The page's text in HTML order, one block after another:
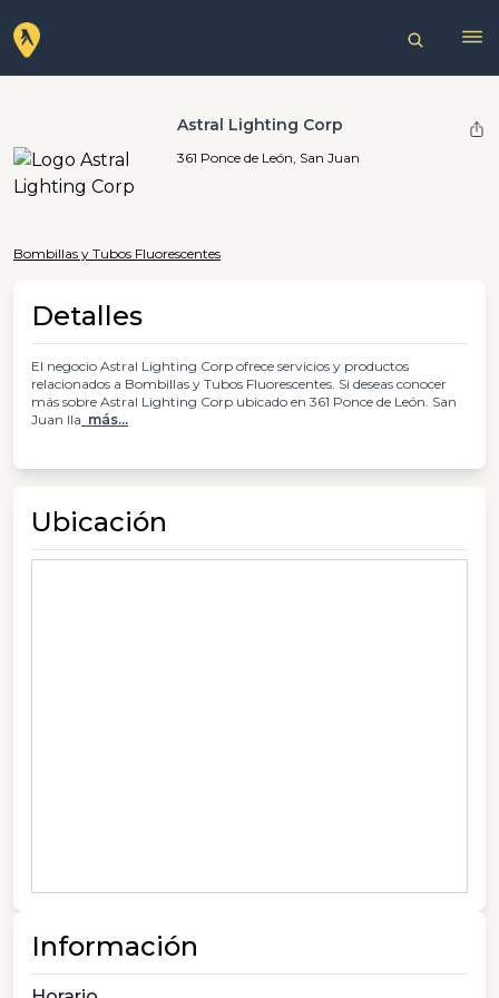
Astral Lighting Corp
361 Ponce de León, San Juan
Bombillas y Tubos Fluorescentes
Detalles
El negocio Astral Lighting Corp ofrece servicios y productos
relacionados a Bombillas y Tubos Fluorescentes. Si deseas conocer
más sobre Astral Lighting Corp ubicado en 361 Ponce de León. San
Juan lla más...
Ubicación
Información